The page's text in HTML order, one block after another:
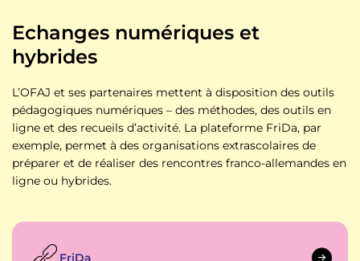
Echanges numériques et
hybrides
L’OFAJ et ses partenaires mettent à disposition des outils
pédagogiques numériques – des méthodes, des outils en
ligne et des recueils d’activité. La plateforme FriDa, par
exemple, permet à des organisations extrascolaires de
préparer et de réaliser des rencontres franco-allemandes en
ligne ou hybrides.
FriDa